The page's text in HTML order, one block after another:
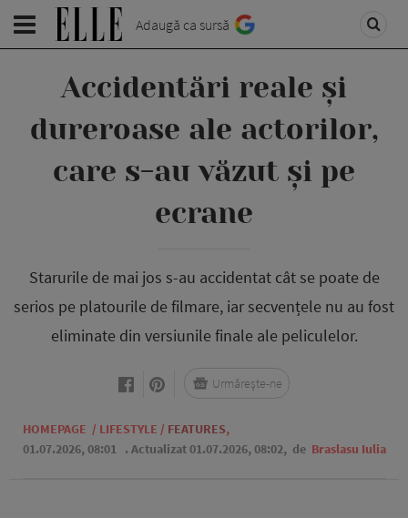
Adaugă ca sursă
Accidentări reale și
dureroase ale actorilor,
care s-au văzut și pe
ecrane
Starurile de mai jos s-au accidentat cât se poate de
serios pe platourile de filmare, iar secvențele nu au fost
eliminate din versiunile finale ale peliculelor.
HOMEPAGE / LIFESTYLE / FEATURES,
01.07.2026, 08:01 . Actualizat 01.07.2026, 08:02, de Braslasu Iulia
Urmărește-ne